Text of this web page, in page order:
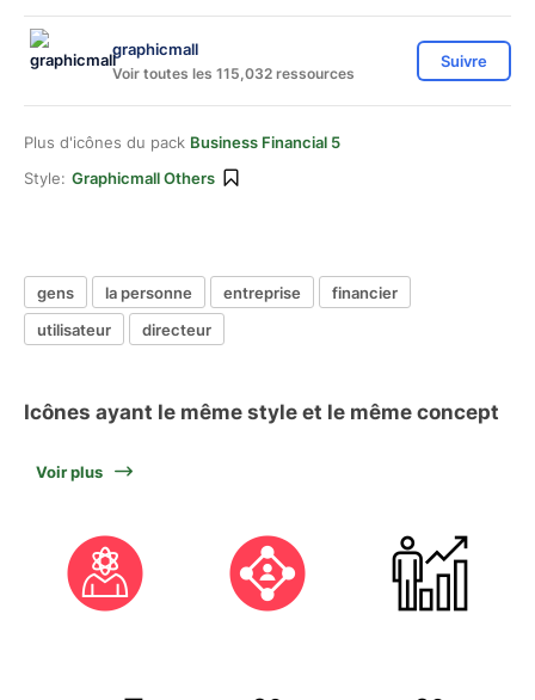
graphicmall
Voir toutes les 115,032 ressources
Suivre
Plus d'icônes du pack Business Financial 5
Style: Graphicmall Others
gens la personne entreprise
financier
utilisateur
directeur
Icônes ayant le même style et le même concept
Voir plus